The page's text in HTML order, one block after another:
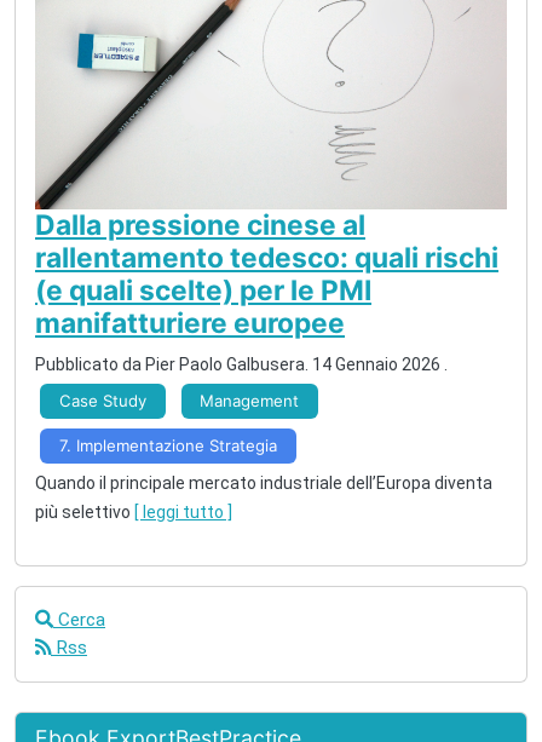
Dalla pressione cinese al
rallentamento tedesco: quali rischi
(e quali scelte) per le PMI
manifatturiere europee
Pubblicato da Pier Paolo Galbusera. 14 Gennaio 2026 .
Case Study
Management
7. Implementazione Strategia
Quando il principale mercato industriale dell’Europa diventa
più selettivo [ leggi tutto ]
Cerca
Rss